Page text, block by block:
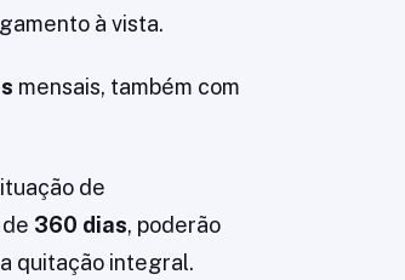
à vista.
mensais, também com
de
360 dias, poderão
quitação integral.